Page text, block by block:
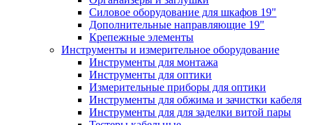
Силовое оборудование для шкафов 19"
Дополнительные направляющие 19"
Крепежные элементы
Инструменты и измерительное оборудование
Инструменты для монтажа
Инструменты для оптики
Измерительные приборы для оптики
Инструменты для обжима и зачистки кабеля
Инструменты для для заделки витой пары